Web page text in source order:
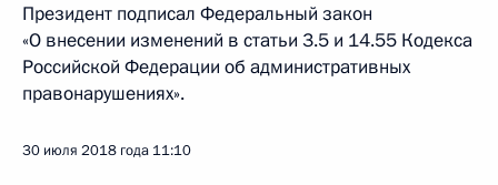
Президент подписал Федеральный закон
«О внесении изменений в статьи 3.5 и 14.55 Кодекса
Российской Федерации об административных
правонарушениях».
30 июля 2018 года 11:10